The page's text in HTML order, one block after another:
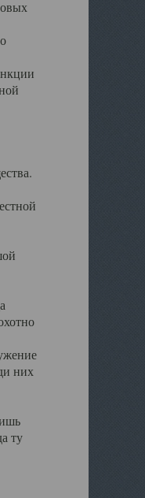
них
ту